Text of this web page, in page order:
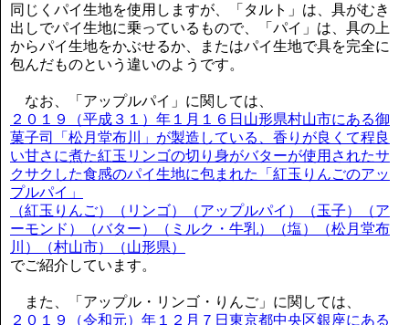
同じくパイ生地を使用しますが、「タルト」は、具がむき
出しでパイ生地に乗っているもので、「パイ」は、具の上
からパイ生地をかぶせるか、またはパイ生地で具を完全に
包んだものという違いのようです。
なお、「アップルパイ」に関しては、
２０１９（平成３１）年１月１６日山形県村山市にある御
菓子司「松月堂布川」が製造している、香りが良くて程良
い甘さに煮た紅玉リンゴの切り身がバターが使用されたサ
クサクした食感のパイ生地に包まれた「紅玉りんごのアッ
プルパイ」
（紅玉りんご）（リンゴ）（アップルパイ）（玉子）（ア
ーモンド）（バター）（ミルク・牛乳）（塩）（松月堂布
川）（村山市）（山形県）
でご紹介しています。
また、「アップル・リンゴ・りんご」に関しては、
２０１９（令和元）年１２月７日東京都中央区銀座にある